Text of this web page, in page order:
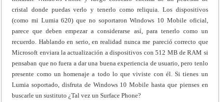
cristal donde puedas verlo y tenerlo como reliquia. Los dispositivos
(como mi Lumia 620) que no soportaron Windows 10 Mobile oficial,
parece que deben empezar a considerarse así, para tenerlo como un
recuerdo. Hablando en serio, en realidad nunca me pareció correcto que
Microsoft enviara la actualización a dispositivos con 512 MB de RAM si
pensaban que no fuera a dar una buena experiencia de usuario, pero tenlo
presente como un homenaje a todo lo que viviste con él. Si tienes un
Lumia soportado, disfruta de Windows 10 Mobile hasta que pienses en
buscarle un sustituto ¿Tal vez un Surface Phone?